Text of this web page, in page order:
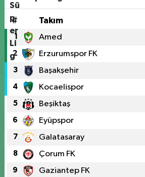
# Takım
1 Amed
2 Erzurumspor FK
3 Başakşehir
4 Kocaelispor
5 Beşiktaş
6 Eyüpspor
7 Galatasaray
8 Çorum FK
9 Gaziantep FK